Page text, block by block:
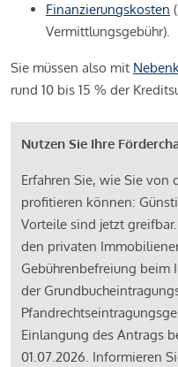
Finanzierungskosten
Vermittlungsgebühr).
Sie müssen also mit
rund 10 bis 15 % der
Nutzen Sie Ihre
Erfahren Sie, wie Sie von
profitieren können:
Vorteile sind jetzt
den privaten
Gebührenbefreiung
der
Einlangung des Antrags
01.07.2026. Informieren